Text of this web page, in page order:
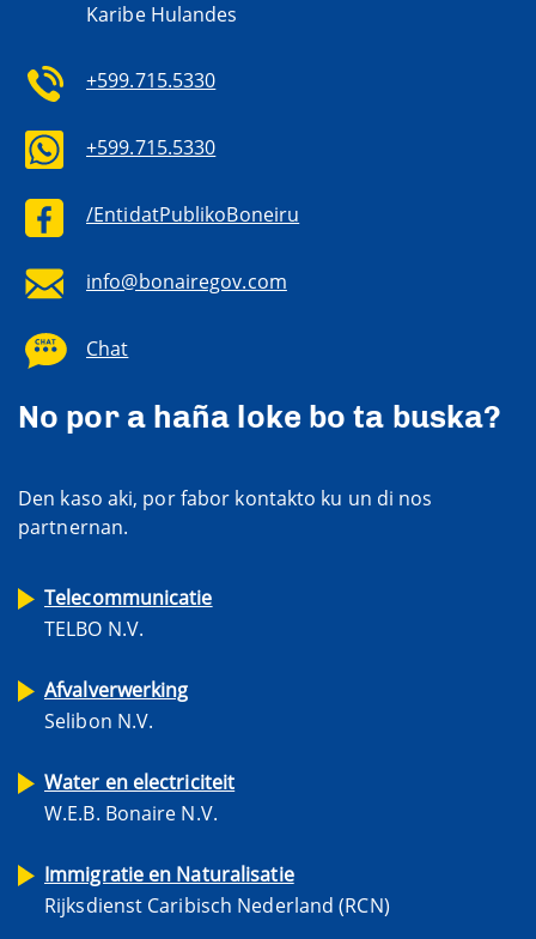
Karibe Hulandes
+599.715.5330
+599.715.5330
/EntidatPublikoBoneiru
info@bonairegov.com
Chat
No por a haña loke bo ta buska?
Den kaso aki, por fabor kontakto ku un di nos
partnernan.
Telecommunicatie
TELBO N.V.
Afvalverwerking
Selibon N.V.
Water en electriciteit
W.E.B. Bonaire N.V.
Immigratie en Naturalisatie
Rijksdienst Caribisch Nederland (RCN)